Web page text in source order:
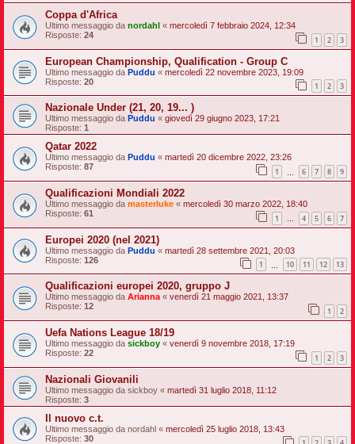
Coppa d'Africa
Ultimo messaggio da nordahl « mercoledì 7 febbraio 2024, 12:34
Risposte: 24 1 2 3
European Championship, Qualification - Group C
Ultimo messaggio da Puddu « mercoledì 22 novembre 2023, 19:09
Risposte: 20 1 2 3
Nazionale Under (21, 20, 19... )
Ultimo messaggio da Puddu « giovedì 29 giugno 2023, 17:21
Risposte: 1
Qatar 2022
Ultimo messaggio da Puddu « martedì 20 dicembre 2022, 23:26
Risposte: 87 1 6 7 8 9
Qualificazioni Mondiali 2022
Ultimo messaggio da masterluke « mercoledì 30 marzo 2022, 18:40
Risposte: 61 1 … 4 5 6 7
Europei 2020 (nel 2021)
Ultimo messaggio da Puddu « martedì 28 settembre 2021, 20:03
Risposte: 126 1 10 11 12 13
Qualificazioni europei 2020, gruppo J
Ultimo messaggio da Arianna« venerdì 21 maggio 2021, 13:37
Risposte: 12 1 2
Uefa Nations League 18/19
Ultimo messaggio da sickboy « venerdì 9 novembre 2018, 17:19
Risposte: 22 1 2 3
Nazionali Giovanili
Ultimo messaggio da sickboy « martedì 31 luglio 2018, 11:12
Risposte: 3
Il nuovo c.t.
Ultimo messaggio da nordahl « mercoledì 25 luglio 2018, 13:43
Risposte: 30